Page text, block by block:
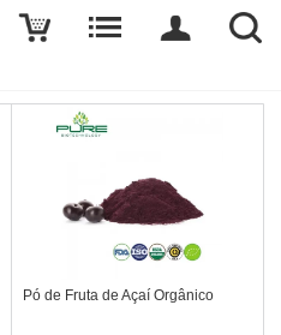
Pó de Fruta de Açaí Orgânico